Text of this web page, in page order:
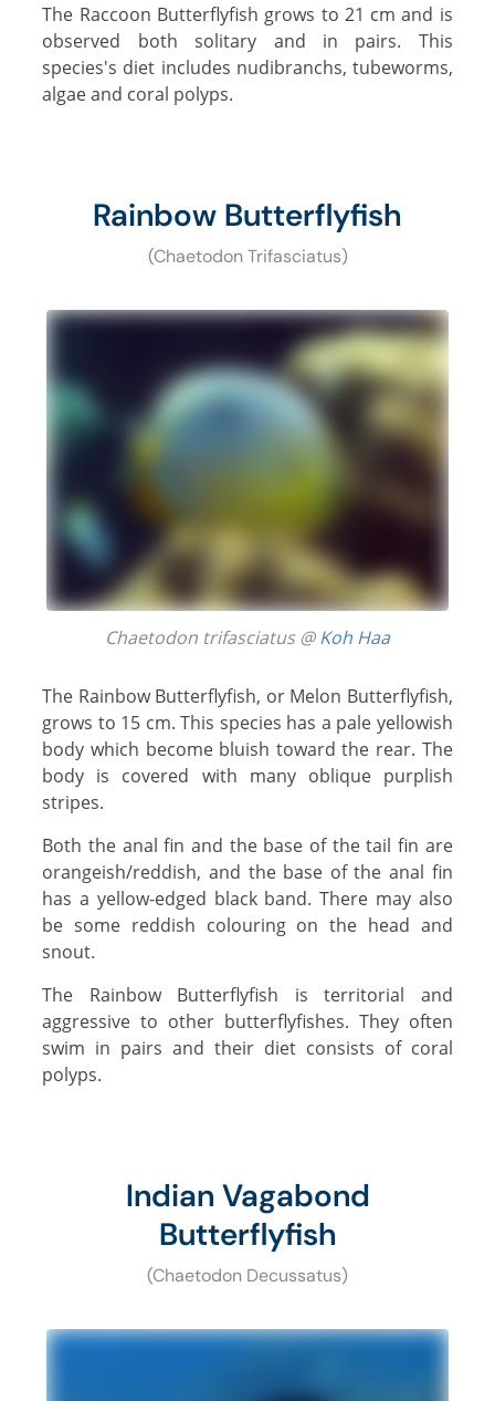
The Raccoon Butterflyfish grows to 21 cm and is
observed both solitary and in pairs. This
species's diet includes nudibranchs, tubeworms,
algae and coral polyps.
Rainbow Butterflyfish
(Chaetodon Trifasciatus)
Chaetodon trifasciatus @Koh Haa
The Rainbow Butterflyfish, or Melon Butterflyfish,
grows to 15 cm. This species has a pale yellowish
body which become bluish toward the rear. The
body is covered with many oblique purplish
stripes.
Both the anal fin and the base of the tail fin are
orangeish/reddish, and the base of the anal fin
has a yellow-edged black band. There may also
be some reddish colouring on the head and
snout.
The Rainbow Butterflyfish is territorial and
aggressive to other butterflyfishes. They often
swim in pairs and their diet consists of coral
polyps.
Indian Vagabond
Butterflyfish
(Chaetodon Decussatus)